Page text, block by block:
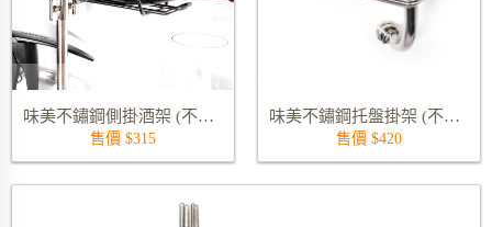
味美不鏽鋼側掛酒架 (不含管) 8315S-240-WINE
售價 $315
味美不鏽鋼托盤掛架 (不含管) 8314S-8287
售價 $420